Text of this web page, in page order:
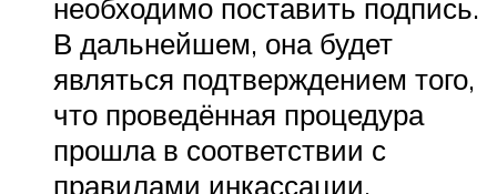
необходимо поставить подпись.
В дальнейшем, она будет
являться подтверждением того,
что проведённая процедура
прошла в соответствии с
правилами инкассации.